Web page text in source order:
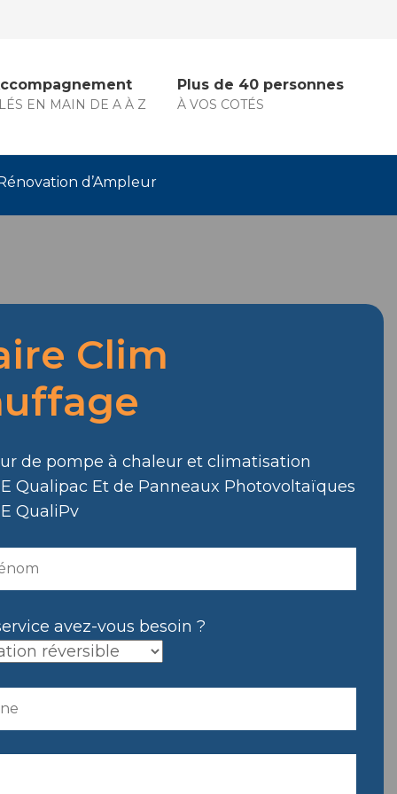
EN MAIN DE A À Z
Plus de 40 personnes
À VOS COTÉS
Rénovation d’Ampleur
Clim
de pompe à chaleur et climatisation
Qualipac Et de Panneaux Photovoltaïques
QualiPv
avez-vous besoin ?